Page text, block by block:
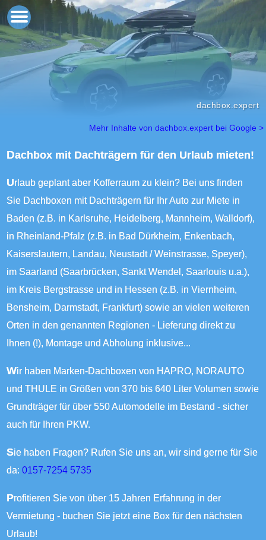
dachbox.expert
Mehr Inhalte von dachbox.expert bei Google >
Dachbox mit Dachträgern für den Urlaub mieten!
Urlaub geplant aber Kofferraum zu klein? Bei uns finden
Sie Dachboxen mit Dachträgern für Ihr Auto zur Miete in
Baden (z.B. in Karlsruhe, Heidelberg, Mannheim, Walldorf),
in Rheinland-Pfalz (z.B. in Bad Dürkheim, Enkenbach,
Kaiserslautern, Landau, Neustadt / Weinstrasse, Speyer),
im Saarland (Saarbrücken, Sankt Wendel, Saarlouis u.a.),
im Kreis Bergstrasse und in Hessen (z.B. in Viernheim,
Bensheim, Darmstadt, Frankfurt) sowie an vielen weiteren
Orten in den genannten Regionen - Lieferung direkt zu
Ihnen (!), Montage und Abholung inklusive...
Wir haben Marken-Dachboxen von HAPRO, NORAUTO
und THULE in Größen von 370 bis 640 Liter Volumen sowie
Grundträger für über 550 Automodelle im Bestand - sicher
auch für Ihren PKW.
Sie haben Fragen? Rufen Sie uns an, wir sind gerne für Sie
da:0157-7254 5735
Profitieren Sie von über 15 Jahren Erfahrung in der
Vermietung - buchen Sie jetzt eine Box für den nächsten
Urlaub!